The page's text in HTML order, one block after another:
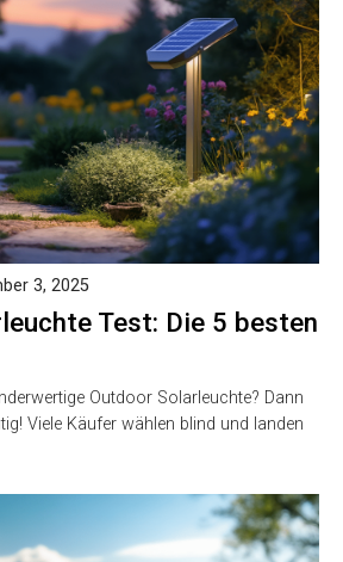
Test: Die 5 besten
3, 2025
Outdoor Solarleuchte? Dann
Viele Käufer wählen blind und landen